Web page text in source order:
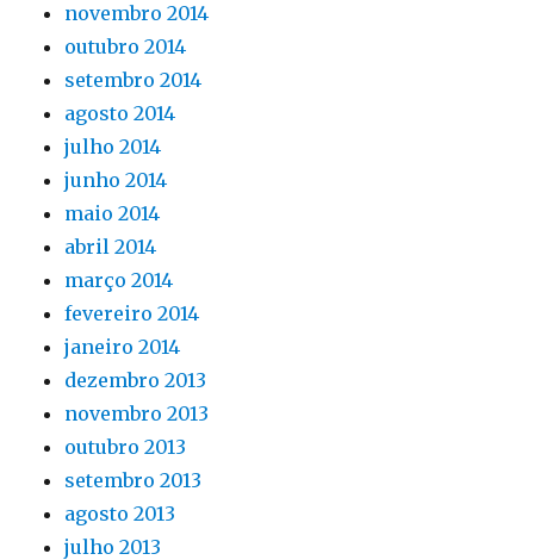
novembro 2014
outubro 2014
setembro 2014
agosto 2014
julho 2014
junho 2014
maio 2014
abril 2014
março 2014
fevereiro 2014
janeiro 2014
dezembro 2013
novembro 2013
outubro 2013
setembro 2013
agosto 2013
julho 2013